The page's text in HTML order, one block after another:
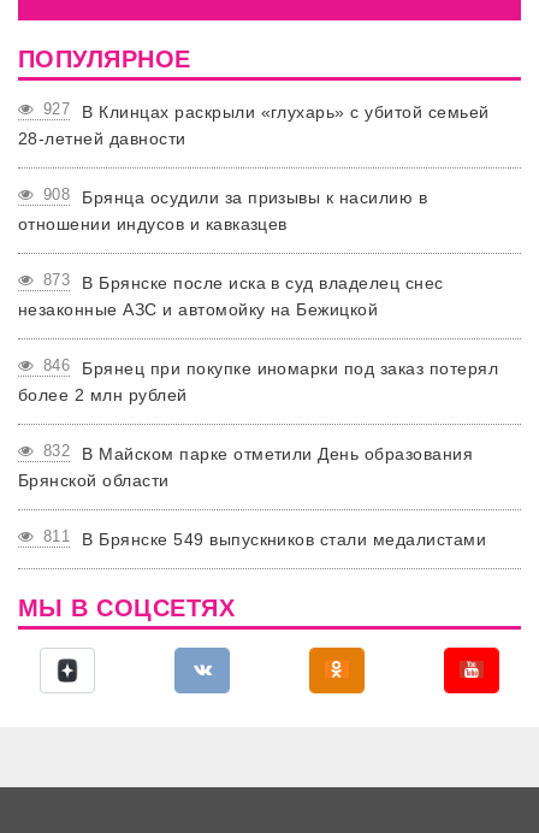
ПОПУЛЯРНОЕ
927
В Клинцах раскрыли «глухарь» с убитой семьей
28-летней давности
908
Брянца осудили за призывы к насилию в
отношении индусов и кавказцев
873
В Брянске после иска в суд владелец снес
незаконные АЗС и автомойку на Бежицкой
846
Брянец при покупке иномарки под заказ потерял
более 2 млн рублей
832
В Майском парке отметили День образования
Брянской области
811 В Брянске 549 выпускников стали медалистами
МЫ В СОЦСЕТЯХ